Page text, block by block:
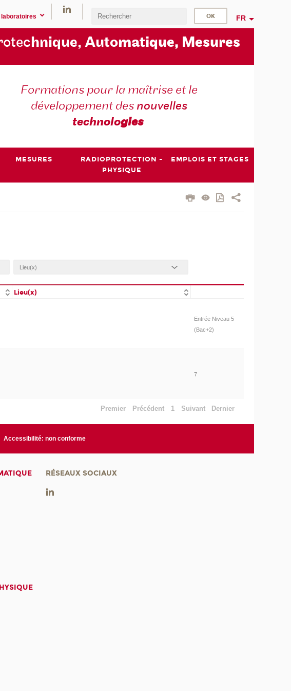
laboratoires FR
hnique, Automatique, Mesures
Formations pour la maîtrise et le
développement des nouvelles
technologies
MESURES
RADIOPROTECTION -
PHYSIQUE
EMPLOIS ET STAGES
Lieu(x)
Entrée Niveau 5
(Bac+2)
7
Premier Précédent 1 Suivant Dernier
Accessibilité: non conforme
RÉSEAUX SOCIAUX